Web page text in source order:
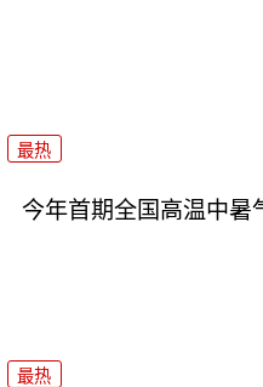
最热
今年首期全国高温中暑
最热